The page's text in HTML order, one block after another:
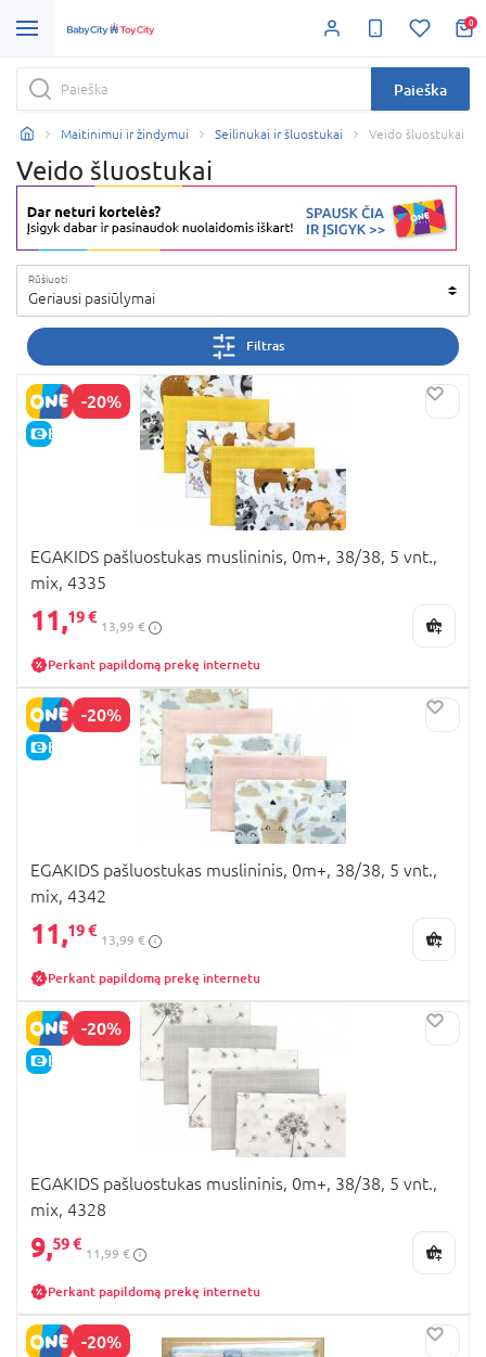
0
Paieška
Maitinimui ir žindymui Seilinukai ir šluostukai Veido šluostukai
Veido šluostukai
Rūšiuoti
Geriausi pasiūlymai
Filtras
-20%
E-KAINA
EGAKIDS pašluostukas muslininis, 0m+, 38/38, 5 vnt.,
mix, 4335
11,19 €
13,99 €
Perkant papildomą prekę internetu
-20%
E-KAINA
EGAKIDS pašluostukas muslininis, 0m+, 38/38, 5 vnt.,
mix, 4342
11,19 €
13,99 €
Perkant papildomą prekę internetu
-20%
E-KAINA
EGAKIDS pašluostukas muslininis, 0m+, 38/38, 5 vnt.,
mix, 4328
9,59 €
11,99 €
Perkant papildomą prekę internetu
-20%